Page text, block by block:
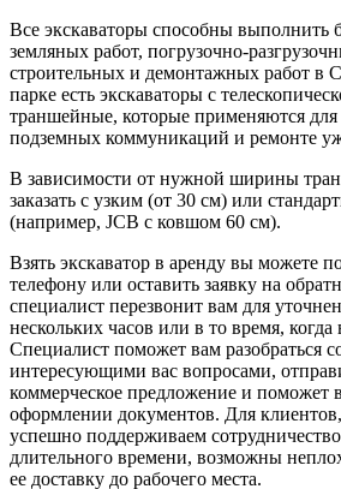
Все экскаваторы способны выполнить
земляных работ, погрузочно-
строительных и демонтажных работ в
парке есть экскаваторы с
траншейные, которые применяются
подземных коммуникаций и ремонте
В зависимости от нужной ширины
заказать с узким (от 30 см) или
(например, JCB с ковшом 60 см).
Взять экскаватор в аренду вы можете
телефону или оставить заявку на
специалист перезвонит вам для
нескольких часов или в то время, когда
Специалист поможет вам разобраться
интересующими вас вопросами,
коммерческое предложение и поможет
оформлении документов. Для
успешно поддерживаем
длительного времени, возможны
ее доставку до рабочего места.